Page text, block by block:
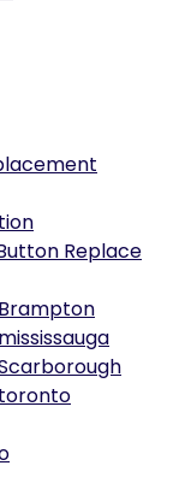
Replace